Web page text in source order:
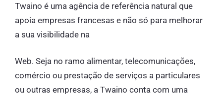
Twaino é uma agência de referência natural que
apoia empresas francesas e não só para melhorar
a sua visibilidade na
Web. Seja no ramo alimentar, telecomunicações,
comércio ou prestação de serviços a particulares
ou outras empresas, a Twaino conta com uma